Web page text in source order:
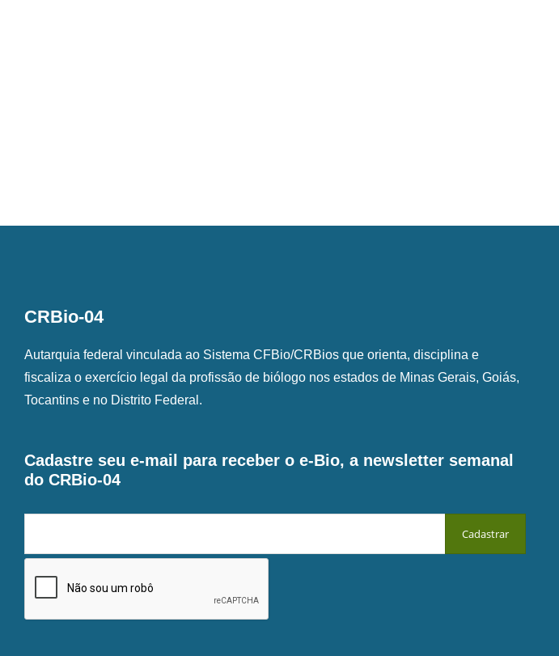
CRBio-04
Autarquia federal vinculada ao Sistema CFBio/CRBios que orienta, disciplina e
fiscaliza o exercício legal da profissão de biólogo nos estados de Minas Gerais, Goiás,
Tocantins e no Distrito Federal.
Cadastre seu e-mail para receber o e-Bio, a newsletter semanal
do CRBio-04